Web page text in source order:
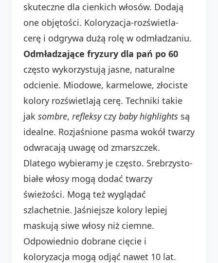
skuteczne dla cienkich włosów. Dodają
one objętości. Koloryzacja-rozświetla-
cerę i odgrywa dużą rolę w odmładzaniu.
Odmładzające fryzury dla pań po 60
często wykorzystują jasne, naturalne
odcienie. Miodowe, karmelowe, złociste
kolory rozświetlają cerę. Techniki takie
jak sombre, refleksyczy baby highlights są
idealne. Rozjaśnione pasma wokół twarzy
odwracają uwagę od zmarszczek.
Dlatego wybieramy je często. Srebrzysto-
białe włosy mogą dodać twarzy
świeżości. Mogą też wyglądać
szlachetnie. Jaśniejsze kolory lepiej
maskują siwe włosy niż ciemne.
Odpowiednio dobrane cięcie i
koloryzacja mogą odjąć nawet 10 lat.